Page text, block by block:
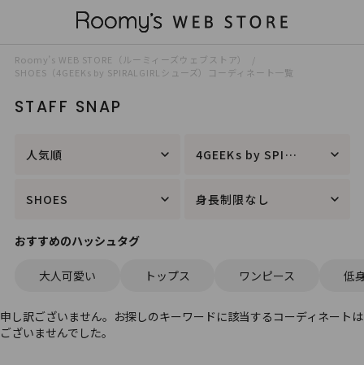
Roomy’s WEB STORE（ルーミィーズウェブストア）
SHOES（4GEEKs by SPIRALGIRLシューズ）コーディネート一覧
STAFF SNAP
人気順 4GEEKs by SPIRALGIRL
SHOES 身長制限なし
おすすめのハッシュタグ
大人可愛い トップス ワンピース 低
申し訳ございません。お探しのキーワードに該当するコーディネートは
ございませんでした。